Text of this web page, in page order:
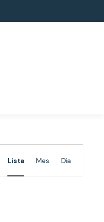
de
vistas
Lista Mes Día